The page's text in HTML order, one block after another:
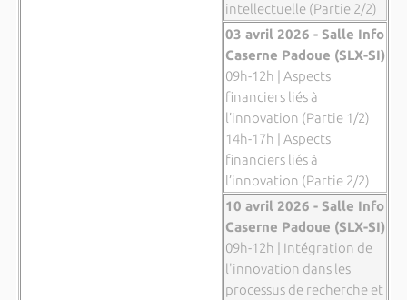
intellectuelle (Partie 2/2)
03 avril 2026 - Salle Info
Caserne Padoue (SLX-SI)
09h-12h | Aspects
financiers liés à
l’innovation (Partie 1/2)
14h-17h | Aspects
financiers liés à
l’innovation (Partie 2/2)
10 avril 2026 - Salle Info
Caserne Padoue (SLX-SI)
09h-12h | Intégration de
l'innovation dans les
processus de recherche et